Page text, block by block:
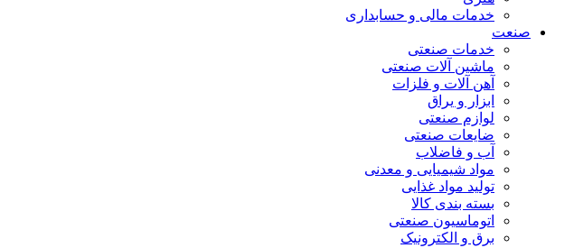
خدمات مالی و حسابداری
صنعت
خدمات صنعتی
ماشین آلات صنعتی
آهن آلات و فلزات
ابزار و یراق
لوازم صنعتی
ضایعات صنعتی
آب و فاضلاب
مواد شیمیایی و معدنی
تولید مواد غذایی
بسته بندی کالا
اتوماسیون صنعتی
برق و الکترونیک